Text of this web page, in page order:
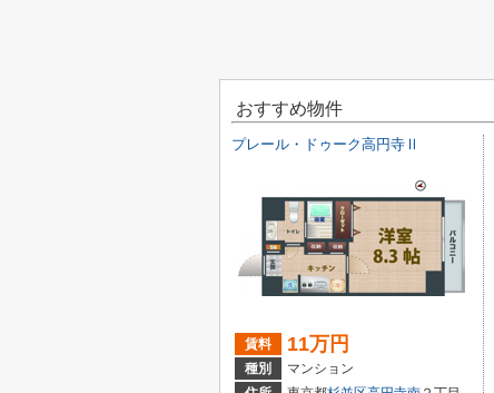
おすすめ物件
プレール・ドゥーク高円寺Ⅱ
賃料 11万円
種別
マンション